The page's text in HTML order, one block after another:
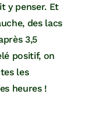
y penser. Et
des lacs
3,5
positif, on
les
heures !